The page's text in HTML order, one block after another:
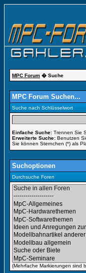
MPC Forum � Suche
MPC Forum Suchen...
Suche nach Schlüsselwort
Einfache Suche: Trennen Sie
Erweiterte Suche: Benutzen
Sie können Sternchen (*) als
Suchoptionen
Durchsuche Foren
(Mehrfache Markierungen sind